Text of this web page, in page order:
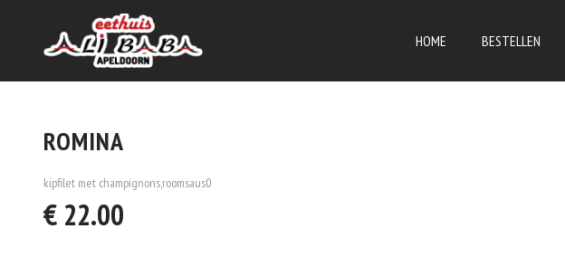
HOME BESTELLEN
ROMINA
kipfilet met champignons,roomsaus0
€ 22.00